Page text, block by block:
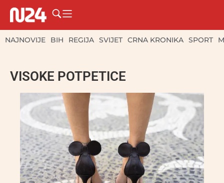
NAJNOVIJE BIH REGIJA SVIJET CRNA KRONIKA SPORT
VISOKE POTPETICE